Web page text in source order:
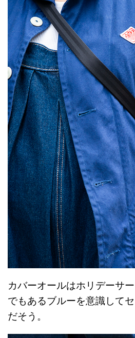
カバーオールはホリデーサ
でもあるブルーを意識して
だそう。